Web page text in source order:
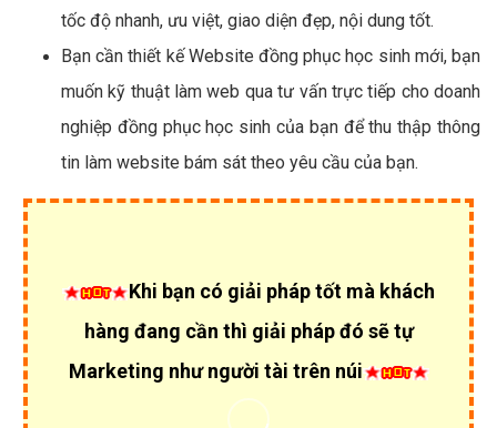
tốc độ nhanh, ưu việt, giao diện đẹp, nội dung tốt.
Bạn cần thiết kế Website đồng phục học sinh mới, bạn
muốn kỹ thuật làm web qua tư vấn trực tiếp cho doanh
nghiệp đồng phục học sinh của bạn để thu thập thông
tin làm website bám sát theo yêu cầu của bạn.
Khi bạn có giải pháp tốt mà khách
hàng đang cần thì giải pháp đó sẽ tự
Marketing như người tài trên núi